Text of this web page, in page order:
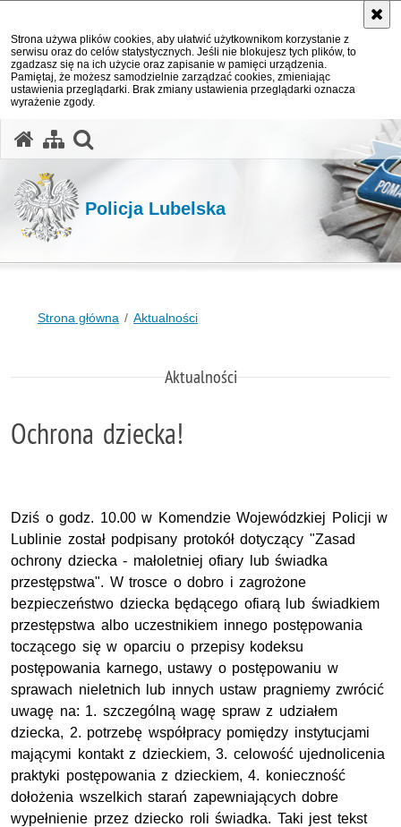
Strona używa plików cookies, aby ułatwić użytkownikom korzystanie z
serwisu oraz do celów statystycznych. Jeśli nie blokujesz tych plików, to
zgadzasz się na ich użycie oraz zapisanie w pamięci urządzenia.
Pamiętaj, że możesz samodzielnie zarządzać cookies, zmieniając
ustawienia przeglądarki. Brak zmiany ustawienia przeglądarki oznacza
wyrażenie zgody.
Policja Lubelska
Strona główna Aktualności
Aktualności
Ochrona dziecka!
Dziś o godz. 10.00 w Komendzie Wojewódzkiej Policji w
Lublinie został podpisany protokół dotyczący "Zasad
ochrony dziecka - małoletniej ofiary lub świadka
przestępstwa". W trosce o dobro i zagrożone
bezpieczeństwo dziecka będącego ofiarą lub świadkiem
przestępstwa albo uczestnikiem innego postępowania
toczącego się w oparciu o przepisy kodeksu
postępowania karnego, ustawy o postępowaniu w
sprawach nieletnich lub innych ustaw pragniemy zwrócić
uwagę na: 1. szczególną wagę spraw z udziałem
dziecka, 2. potrzebę współpracy pomiędzy instytucjami
mającymi kontakt z dzieckiem, 3. celowość ujednolicenia
praktyki postępowania z dzieckiem, 4. konieczność
dołożenia wszelkich starań zapewniających dobre
wypełnienie przez dziecko roli świadka. Taki jest tekst